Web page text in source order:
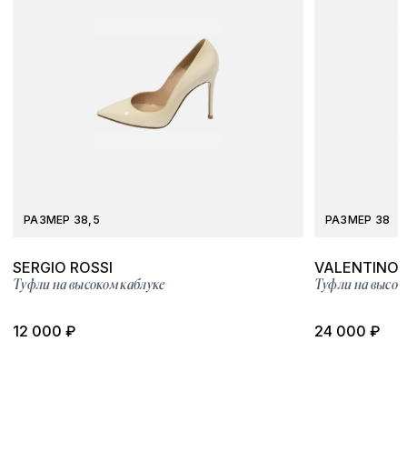
РАЗМЕР 38,5
SERGIO ROSSI
Туфли на высоком каблуке
12 000 ₽
РАЗМЕР 38
VALENTINO
Туфли на
24 000 ₽